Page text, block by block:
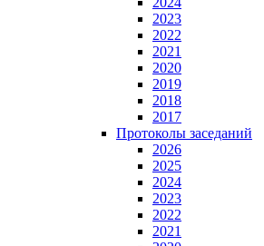
2023
2022
2021
2020
2019
2018
2017
Протоколы заседаний
2026
2025
2024
2023
2022
2021